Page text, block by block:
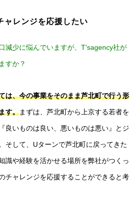
ャレンジを応援したい
少に悩んでいますが、T'sagency社が
すか？
は、今の事業をそのまま芦北町で行う形
す。まずは、芦北町から上京する若者を
良いものは良い、悪いものは悪い』とジ
そして、Uターンで芦北町に戻ってきた
識や経験を活かせる場所を弊社がつくっ
チャレンジを応援することができると考